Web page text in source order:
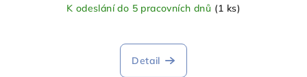
K odeslání do 5 pracovních dnů (1 ks)
Detail